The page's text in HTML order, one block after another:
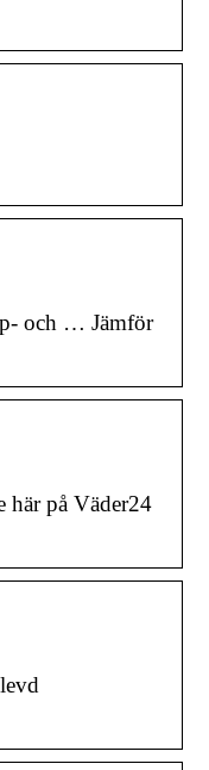
och … Jämför
här på Väder24